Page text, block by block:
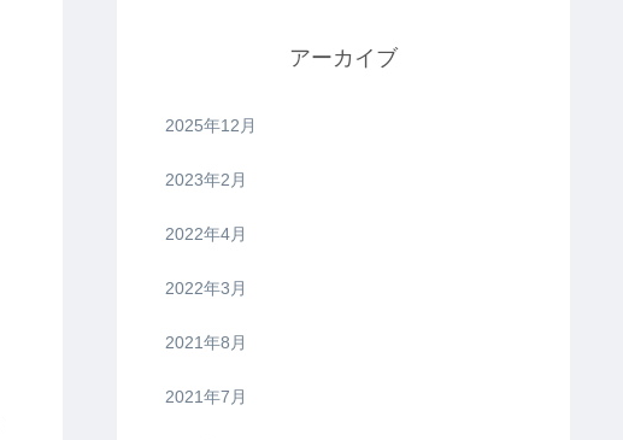
アーカイブ
2025年12月
2023年2月
2022年4月
2022年3月
2021年8月
2021年7月